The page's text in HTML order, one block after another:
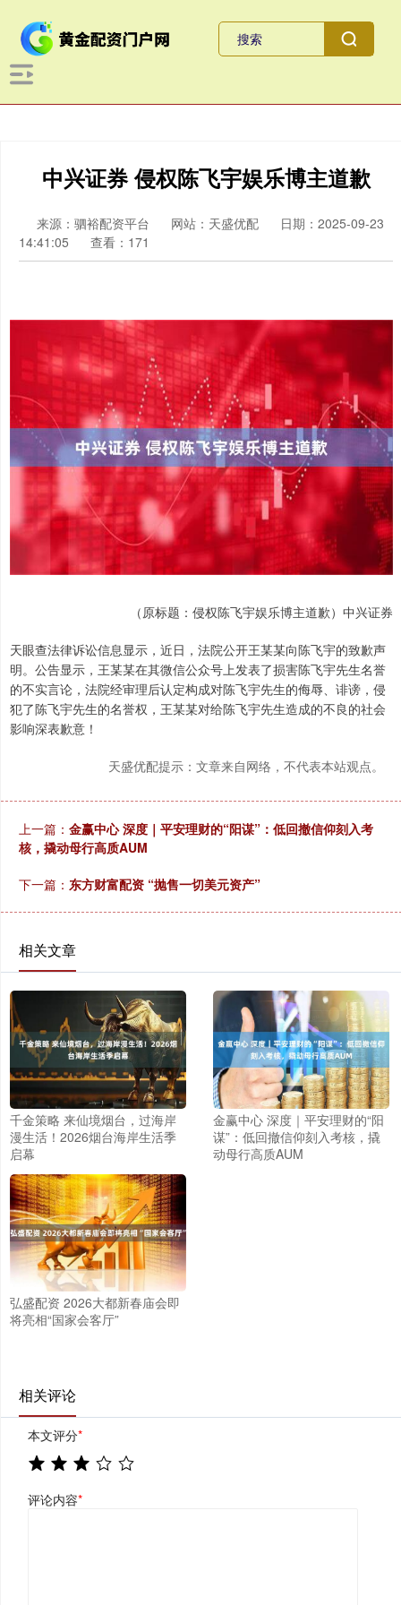
中兴证券 侵权陈飞宇娱乐博主道歉
来源：驷裕配资平台 网站：天盛优配
日期：2025-09-23
14:41:05
查看：171
（原标题：侵权陈飞宇娱乐博主道歉）中兴证券
天眼查法律诉讼信息显示，近日，法院公开王某某向陈飞宇的致歉声
明。公告显示，王某某在其微信公众号上发表了损害陈飞宇先生名誉
的不实言论，法院经审理后认定构成对陈飞宇先生的侮辱、诽谤，侵
犯了陈飞宇先生的名誉权，王某某对给陈飞宇先生造成的不良的社会
影响深表歉意！
天盛优配提示：文章来自网络，不代表本站观点。
上一篇： 金赢中心 深度｜平安理财的“阳谋”：低回撤信仰刻入考
核，撬动母行高质AUM
下一篇： 东方财富配资 “抛售一切美元资产”
相关文章
千金策略 来仙境烟台，过海岸
漫生活！2026烟台海岸生活季
启幕
金赢中心 深度｜平安理财的“阳
谋”：低回撤信仰刻入考核，撬
动母行高质AUM
弘盛配资 2026大都新春庙会即
将亮相“国家会客厅”
相关评论
本文评分*
评论内容*